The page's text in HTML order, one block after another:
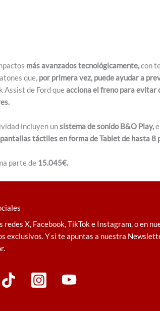
más avanzados tecnológicamente,con
que, por primera vez, puede ayudar a
Assist de Ford queacciona el freno para evitar
incluyen unsistema de sonido B&O Play,
pantallas táctiles en forma de Tablet de hasta 8
parte de 15.045€.
redes X, Facebook, TikTok e Instagram, o en
exclusivos. Y si te apuntas a nuestra